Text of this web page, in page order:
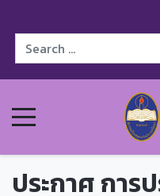
ประกาศ การ